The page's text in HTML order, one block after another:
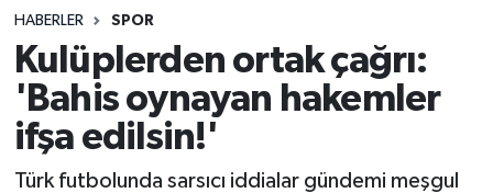
HABERLER SPOR
Kulüplerden ortak çağrı:
'Bahis oynayan hakemler
ifşa edilsin!'
Türk futbolunda sarsıcı iddialar gündemi meşgul
Çevre
DIŞ HABER
Trafik Durumu
Süper Lig Puan Durumu ve Fikstür